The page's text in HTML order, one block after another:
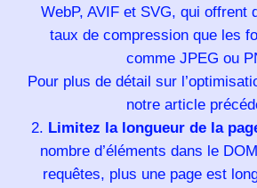
WebP, AVIF et SVG, qui offrent
taux de compression que les
comme JPEG ou
Pour plus de détail sur
notre article
Limitez la longueur de la
nombre d’éléments dans le
requêtes, plus une page est